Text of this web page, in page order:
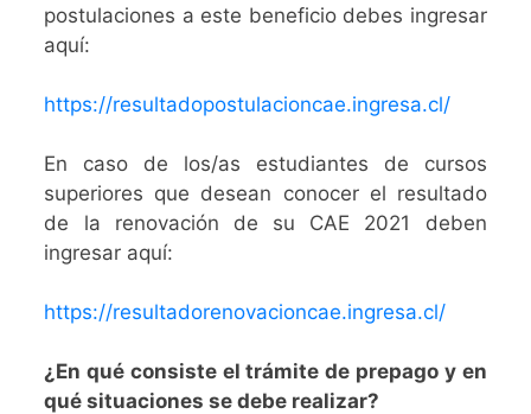
postulaciones a este beneficio debes ingresar
aquí:
https://resultadopostulacioncae.ingresa.cl/
En caso de los/as estudiantes de cursos
superiores que desean conocer el resultado
de la renovación de su CAE 2021 deben
ingresar aquí:
https://resultadorenovacioncae.ingresa.cl/
¿En qué consiste el trámite de prepago y en
qué situaciones se debe realizar?